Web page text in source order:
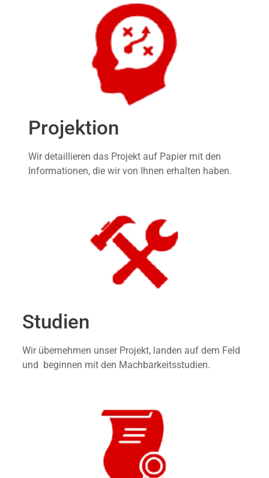
Projektion
Wir detaillieren das Projekt auf Papier mit den
Informationen, die wir von Ihnen erhalten haben.
Studien
Wir übernehmen unser Projekt, landen auf dem Feld
und beginnen mit den Machbarkeitsstudien.